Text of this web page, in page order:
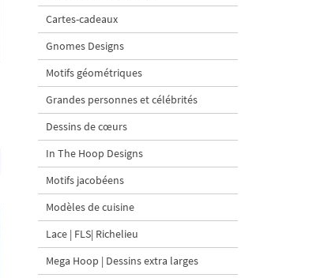
Cartes-cadeaux
Gnomes Designs
Motifs géométriques
Grandes personnes et célébrités
Dessins de cœurs
In The Hoop Designs
Motifs jacobéens
Modèles de cuisine
Lace | FLS| Richelieu
Mega Hoop | Dessins extra larges